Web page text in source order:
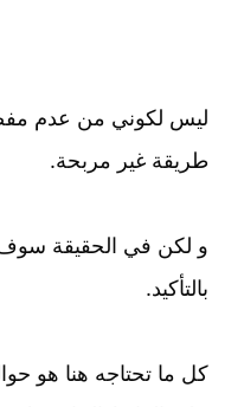
ليس لكوني من عدم
طريقة غير مربحة.
بالتأكيد.